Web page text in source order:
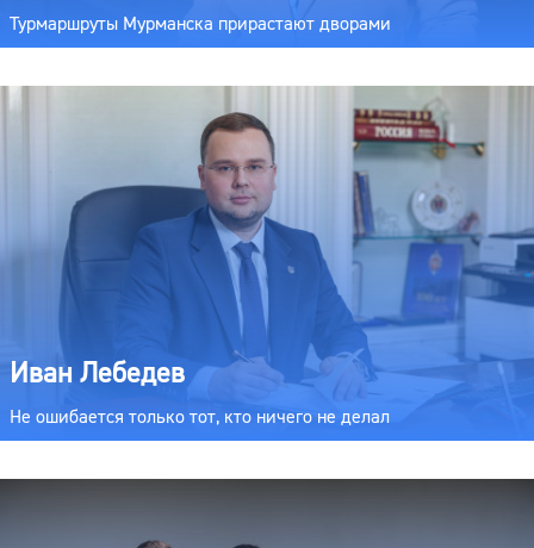
Турмаршруты Мурманска прирастают дворами
Иван Лебедев
Не ошибается только тот, кто ничего не делал